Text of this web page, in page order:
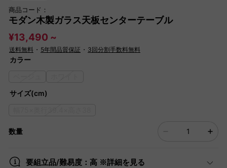
商品コード：
モダン木製ガラス天板センターテーブル
¥13,490 ~
送料無料 ・ 5年間品質保証 ・ 3回分割手数料無料
カラー
サイズ(cm)
数量
要組立品/難易度：高 ※詳細を見る